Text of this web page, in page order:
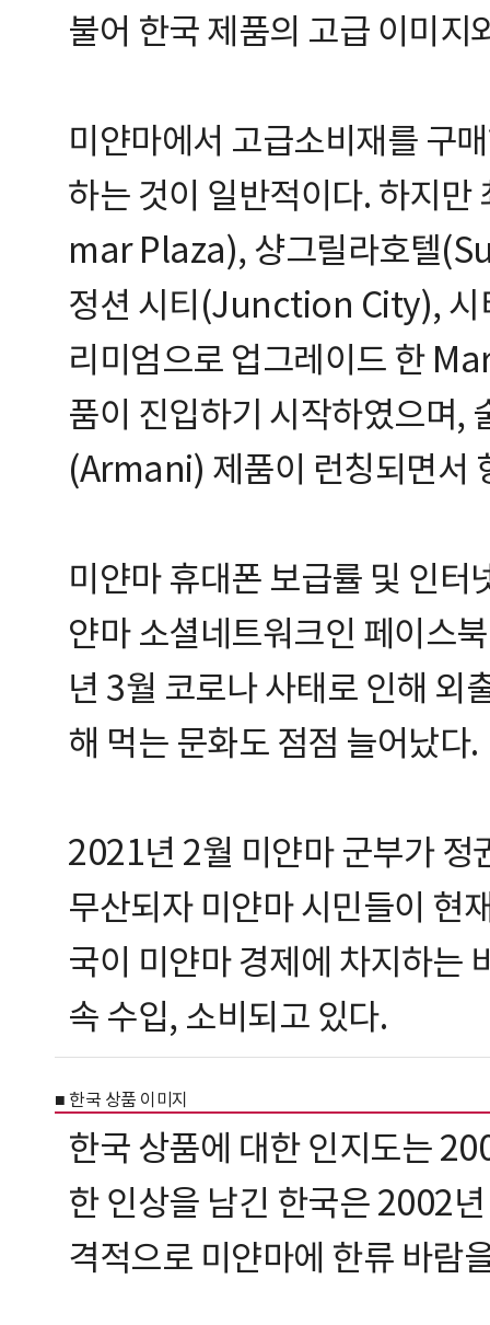
불어 한국 제품의 고급 이미지
미얀마에서 고급소비재를 구
하는 것이 일반적이다. 하지
mar Plaza), 샹그릴라호텔
정션 시티(Junction City), 시
리미엄으로 업그레이드 한
품이 진입하기 시작하였으며
(Armani) 제품이 런칭되면서
미얀마 휴대폰 보급률 및 인
얀마 소셜네트워크인 페이스
년 3월 코로나 사태로 인해 외
해 먹는 문화도 점점 늘어났다.
2021년 2월 미얀마 군부가 정
무산되자 미얀마 시민들이 현
국이 미얀마 경제에 차지하는
속 수입, 소비되고 있다.
■ 한국 상품 이미지
한국 상품에 대한 인지도는
한 인상을 남긴 한국은 2002
격적으로 미얀마에 한류 바람